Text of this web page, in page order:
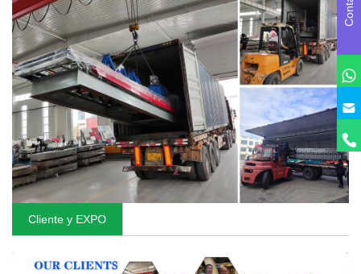
Cliente y EXPO